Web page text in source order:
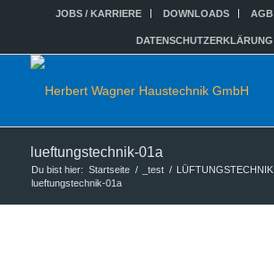
JOBS / KARRIERE DOWNLOADS AGB
DATENSCHUTZERKLÄRUNG
lueftungstechnik-01a
Du bist hier: Startseite / _test / LÜFTUNGSTECHNIK
lueftungstechnik-01a